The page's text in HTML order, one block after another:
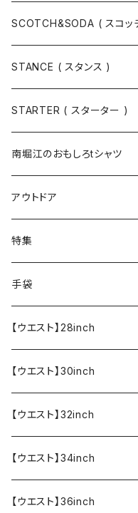
スウェット
Tシャツ / カットソー
半袖
長袖
手袋
ソックス
Tシャツ・カットソー
SCOTCH&SODA ( スコッ
トップス
ボトムス
アウター
STANCE ( スタンス )
STARTER ( スターター )
南堀江のおもしろtシャツ
アウトドア
寝具・寝袋・ブランケット
食器・調理器具
エプロン
特集
メール便送料無料★オリジ
半袖Tシャツ
OUTLET!!!!!
手袋
【ウエスト】28inch
【ウエスト】30inch
【ウエスト】32inch
【ウエスト】34inch
【ウエスト】36inch